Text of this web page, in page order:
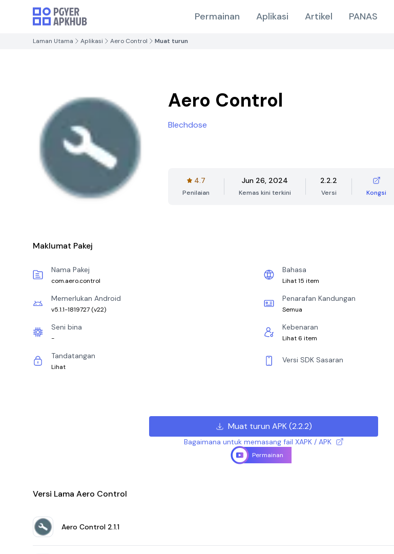
Permainan Aplikasi Artikel PANAS
Laman Utama Aplikasi Aero Control Muat turun
Aero Control
Blechdose
4.7
Penilaian
Jun 26, 2024
Kemas kini terkini
2.2.2
Versi Kongsi
Maklumat Pakej
Nama Pakej
com.aero.control
Bahasa
Lihat 15 item
Memerlukan Android
v5.1.1-1819727 (v22)
Penarafan Kandungan
Semua
Seni bina
-
Kebenaran
Lihat 6 item
Tandatangan
Lihat
Versi SDK Sasaran
Muat turun APK(2.2.2)
Bagaimana untuk memasang fail XAPK / APK
Permainan
Versi Lama Aero Control
Aero Control 2.1.1